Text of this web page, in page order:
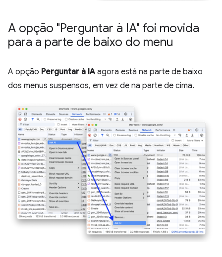
A opção "Perguntar à IA" foi movida
para a parte de baixo do menu
A opção Perguntar à IA agora está na parte de baixo
dos menus suspensos, em vez de na parte de cima.